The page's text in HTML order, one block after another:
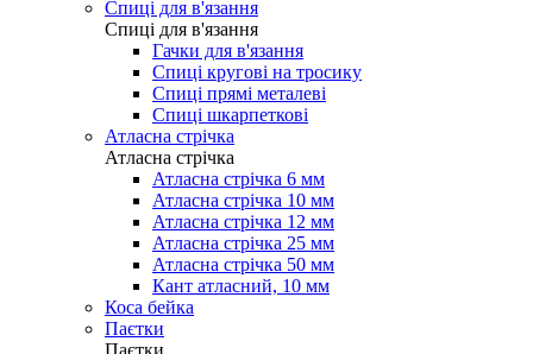
Cпиці для в'язання
Cпиці для в'язання
Гачки для в'язання
Спиці кругові на тросику
Спиці прямі металеві
Спиці шкарпеткові
Атласна стрічка
Атласна стрічка
Атласна стрічка 6 мм
Атласна стрічка 10 мм
Атласна стрічка 12 мм
Атласна стрічка 25 мм
Атласна стрічка 50 мм
Кант атласний, 10 мм
Коса бейка
Паєтки
Паєтки